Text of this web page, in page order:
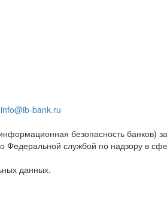
info@ib-bank.ru
безопасность банков)
Федеральной службой по надзору в
данных.